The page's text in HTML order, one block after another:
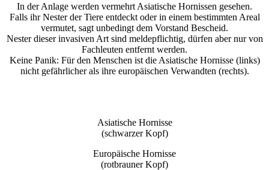
In der Anlage werden vermehrt Asiatische Hornissen gesehen.
Falls ihr Nester der Tiere entdeckt oder in einem bestimmten Areal
vermutet, sagt unbedingt dem Vorstand Bescheid.
Nester dieser invasiven Art sind meldepflichtig, dürfen aber nur von
Fachleuten entfernt werden.
Keine Panik: Für den Menschen ist die Asiatische Hornisse (links)
nicht gefährlicher als ihre europäischen Verwandten (rechts).
Asiatische Hornisse
(schwarzer Kopf)
Europäische Hornisse
(rotbrauner Kopf)